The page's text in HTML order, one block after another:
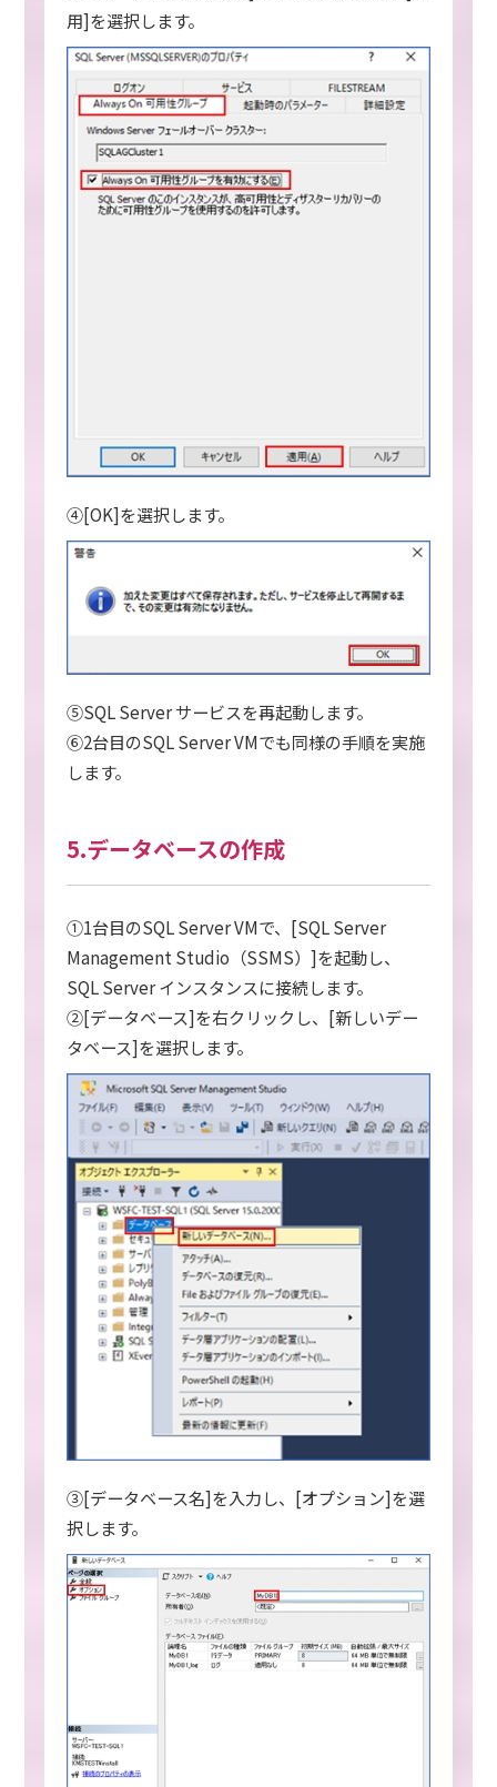
用]を選択します。
④[OK]を選択します。
⑤SQL Server サービスを再起動します。
⑥2台目のSQL Server VMでも同様の手順を実施
します。
5.データベースの作成
①1台目のSQL Server VMで、[SQL Server
Management Studio（SSMS）]を起動し、
SQL Server インスタンスに接続します。
②[データベース]を右クリックし、[新しいデー
タベース]を選択します。
③[データベース名]を入力し、[オプション]を選
択します。